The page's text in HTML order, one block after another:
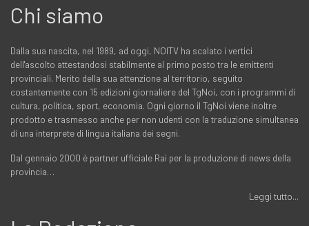
Chi siamo
Dalla sua nascita, nel 1989, ad oggi, NOITV ha scalato i vertici
dell'ascolto attestandosi stabilmente al primo posto tra le emittenti
provinciali. Merito della sua attenzione al territorio, seguito
costantemente con 15 edizioni giornaliere del TgNoi, con i programmi di
cultura, politica, sport, economia. Ogni giorno il TgNoi viene inoltre
prodotto e trasmesso anche per non udenti con la traduzione simultanea
di una interprete di lingua italiana dei segni.
Dal gennaio 2000 è partner ufficiale Rai per la produzione di news della
provincia…
Leggi tutto...